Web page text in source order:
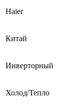
Haier
Китай
Инверторный
Холод/Тепло